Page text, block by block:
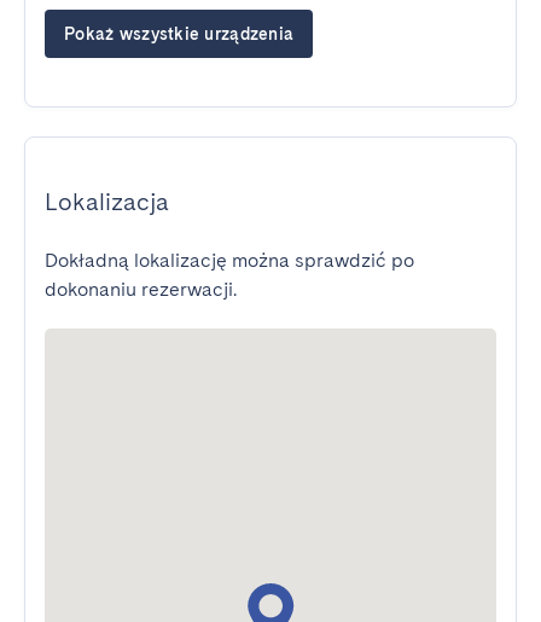
Pokaż wszystkie urządzenia
Lokalizacja
Dokładną lokalizację można sprawdzić po
dokonaniu rezerwacji.